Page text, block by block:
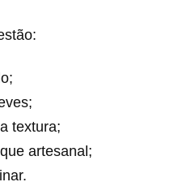
textura;
artesanal;